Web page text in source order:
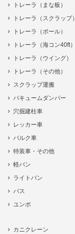
トレーラ（まな板）
トレーラ（スクラップ）
トレーラ（ポール）
トレーラ（海コン40ft）
トレーラ（ウイング）
トレーラ（その他）
スクラップ運搬
バキュームダンパー
穴掘建柱車
レッカー車
バルク車
特装車・その他
軽バン
ライトバン
バス
ユンボ
カニクレーン